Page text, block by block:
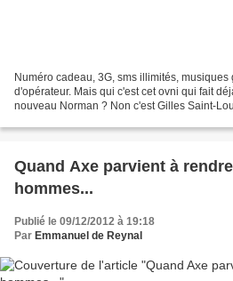
Numéro cadeau, 3G, sms illimités,
d'opérateur. Mais qui c'est cet ovni qui fait
nouveau Norman ? Non c'est Gilles Saint-
Quand Axe parvient à
hommes...
Publié le 09/12/2012 à 19:18
Par Emmanuel de Reynal